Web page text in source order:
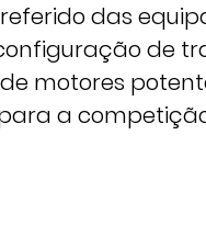
das
de
motores
a